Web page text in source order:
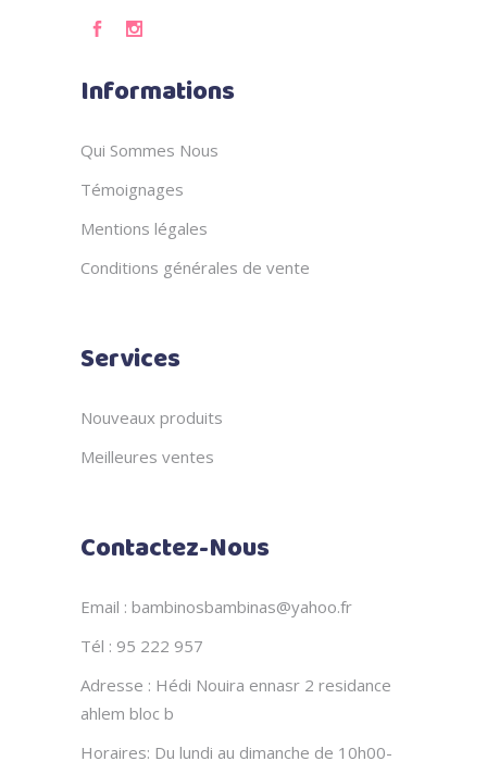
Informations
Qui Sommes Nous
Témoignages
Mentions légales
Conditions générales de vente
Services
Nouveaux produits
Meilleures ventes
Contactez-Nous
Email : bambinosbambinas@yahoo.fr
Tél : 95 222 957
Adresse : Hédi Nouira ennasr 2 residance
ahlem bloc b
Horaires: Du lundi au dimanche de 10h00-